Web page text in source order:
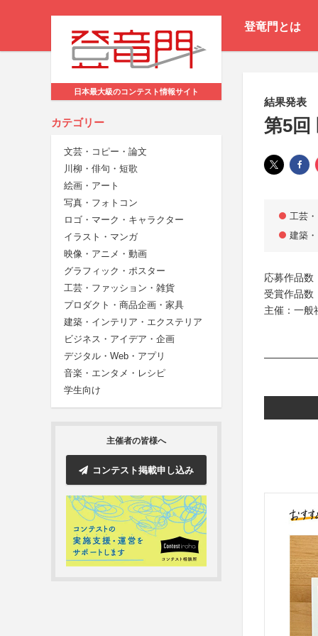
登竜門とは
日本最大級のコンテスト情報サイト
カテゴリー
文芸・コピー・論文
川柳・俳句・短歌
絵画・アート
写真・フォトコン
ロゴ・マーク・キャラクター
イラスト・マンガ
映像・アニメ・動画
グラフィック・ポスター
工芸・ファッション・雑貨
プロダクト・商品企画・家具
建築・インテリア・エクステリア
ビジネス・アイデア・企画
デジタル・Web・アプリ
音楽・エンタメ・レシピ
学生向け
主催者の皆様へ
コンテスト掲載申し込み
結果発表
第5回
工芸
建築
応募作品数
受賞作品数
主催：一般